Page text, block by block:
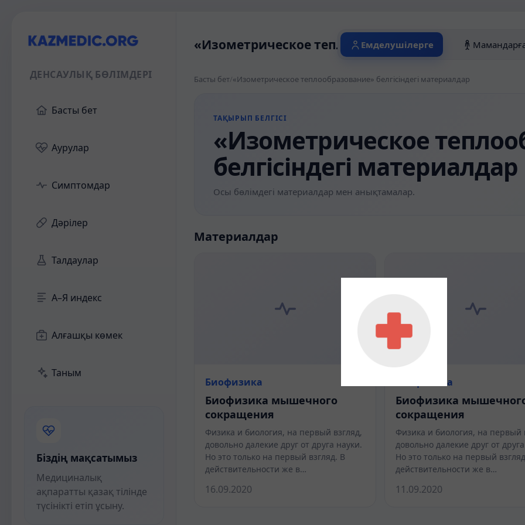
ДЕНСАУЛЫҚ БӨЛІМДЕРІ
Басты бет
Аурулар
Симптомдар
Дәрілер
Талдаулар
А–Я индекс
Алғашқы көмек
Таным
Біздің мақсатымыз
Медициналық
ақпаратты қазақ тілінде
түсінікті етіп ұсыну.
«Изометрическое теплообразование»
Емделушілерге
Басты бет/«Изометрическое теплообразование» белгісіндегі материалдар
ТАҚЫРЫП БЕЛГІСІ
«Изометрическое
белгісіндегі материалдар
Осы бөлімдегі материалдар мен анықтамалар.
Материалдар
Биофизика
Биофизика мышечного
сокращения
Физика и биология, на первый взгляд,
довольно далекие друг от друга науки.
Но это только на первый взгляд. В
действительности же в…
16.09.2020
Биофизика
Биофизика
сокращения
Физика и биология, на первый
довольно далекие друг от
Но это только на первый
действительности же в…
11.09.2020